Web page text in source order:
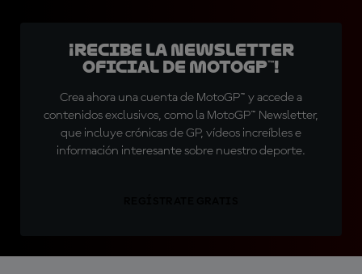
¡Recibe la Newsletter
oficial de MotoGP™!
Crea ahora una cuenta de MotoGP™ y accede a
contenidos exclusivos, como la MotoGP™ Newsletter,
que incluye crónicas de GP, vídeos increíbles e
información interesante sobre nuestro deporte.